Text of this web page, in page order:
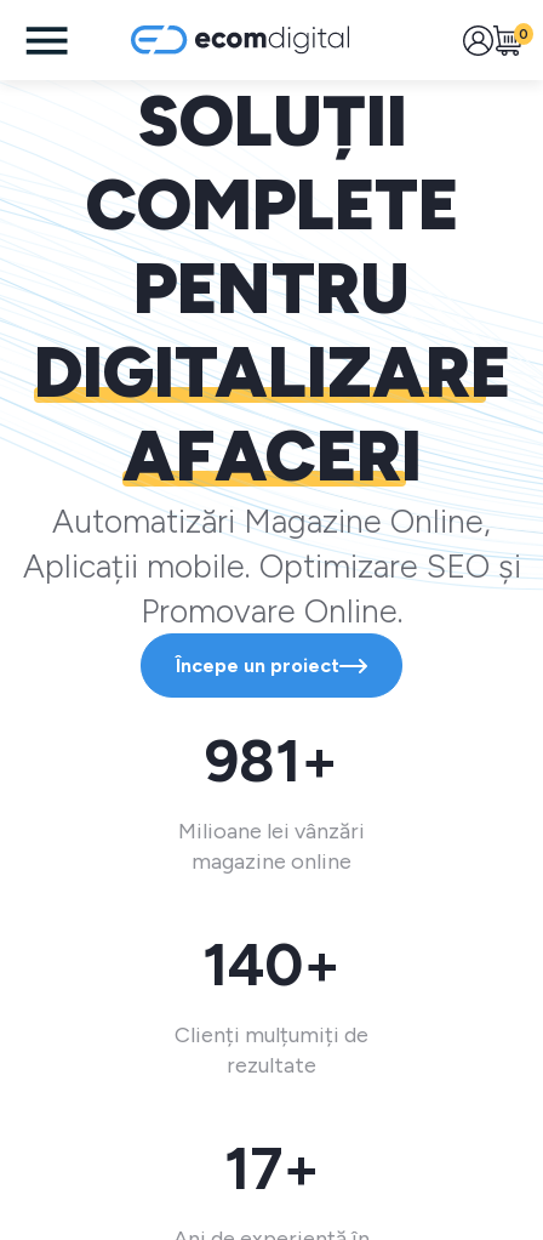
0
SOLUȚII
COMPLETE
PENTRU
DIGITALIZARE
AFACERI
Automatizări Magazine Online,
Aplicații mobile. Optimizare SEO și
Promovare Online.
Începe un proiect
981+
Milioane lei vânzări
magazine online
140+
Clienți mulțumiți de
rezultate
17+